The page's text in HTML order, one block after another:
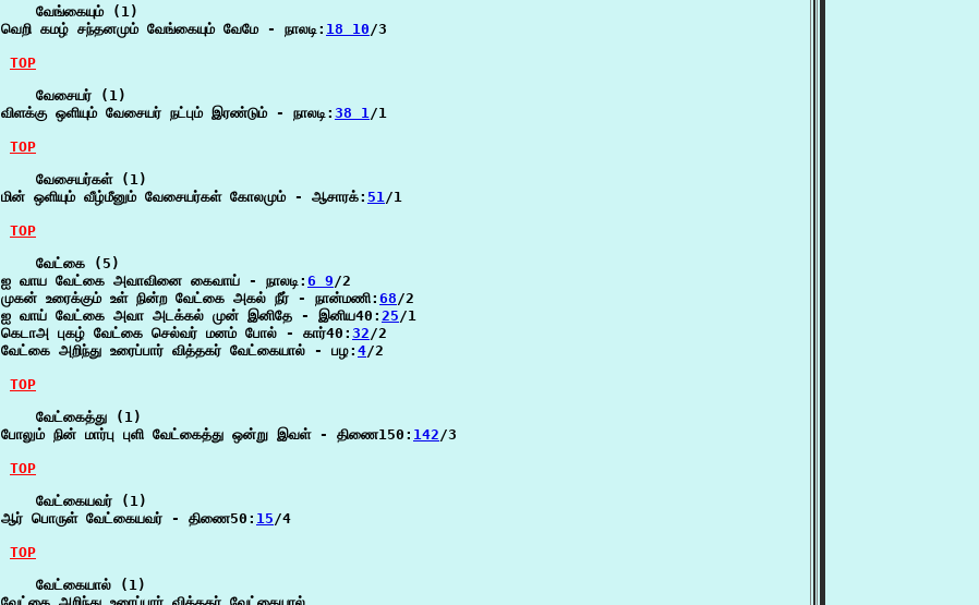
    வேங்கையும் (1)
வெறி கமழ் சந்தனமும் வேங்கையும் வேமே - நாலடி: 18 10/3
TOP
    வேசையர் (1)
விளக்கு ஒளியும் வேசையர் நட்பும் இரண்டும் - நாலடி: 38 1/1
TOP
    வேசையர்கள் (1)
மின் ஒளியும் வீழ்மீனும் வேசையர்கள் கோலமும் - ஆசாரக்: 51/1
TOP
    வேட்கை (5)
ஐ வாய வேட்கை அவாவினை கைவாய் - நாலடி: 6 9/2
முகன் உரைக்கும் உள் நின்ற வேட்கை அகல் நீர் - நான்மணி: 68/2
ஐ வாய் வேட்கை அவா அடக்கல் முன் இனிதே - இனிய40: 25/1
கெடாஅ புகழ் வேட்கை செல்வர் மனம் போல் - கார்40: 32/2
வேட்கை அறிந்து உரைப்பார் வித்தகர் வேட்கையால் - பழ: 4/2
TOP
    வேட்கைத்து (1)
போலும் நின் மார்பு புளி வேட்கைத்து ஒன்று இவள் - திணை150: 142/3
TOP
    வேட்கையவர் (1)
ஆர் பொருள் வேட்கையவர் - திணை50: 15/4
TOP
    வேட்கையால் (1)